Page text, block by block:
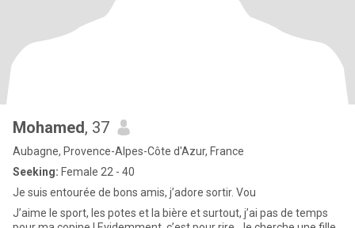
Mohamed, 37
Aubagne, Provence-Alpes-Côte d'Azur, France
Seeking: Female 22 - 40
Je suis entourée de bons amis, j’adore sortir. Vou
J’aime le sport, les potes et la bière et surtout, j’ai pas de temps